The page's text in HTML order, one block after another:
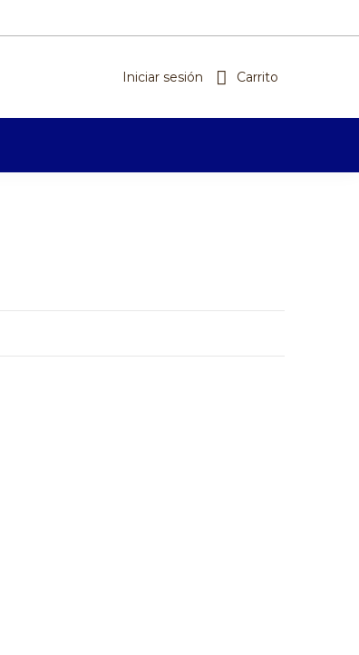
Iniciar sesión Carrito